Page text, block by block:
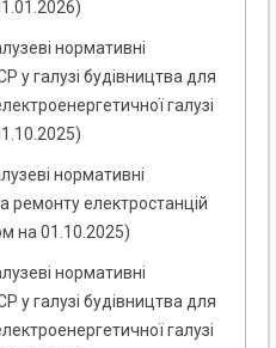
нормативні
у галузі будівництва для
галузі
нормативні
ремонту електростанцій
на 01.10.2025)
нормативні
у галузі будівництва для
галузі